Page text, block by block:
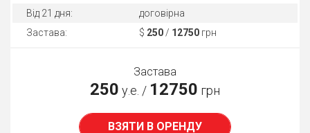
Від 21 дня:
договірна
Застава:
$ 250 / 12750 грн
Застава
250 у.е. / 12750 грн
ВЗЯТИ В ОРЕНДУ